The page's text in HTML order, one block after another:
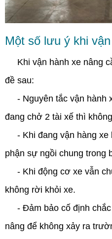
Một số lưu ý khi
Khi vận hành xe nâng
đề sau:
- Nguyên tắc vận hành
đang chở 2 tài xế thì
- Khi đang vận hàng xe
phận sự ngồi chung trong
- Khi động cơ xe vẫn
không rời khỏi xe.
- Đảm bảo cố định chắc
nâng để không xảy ra